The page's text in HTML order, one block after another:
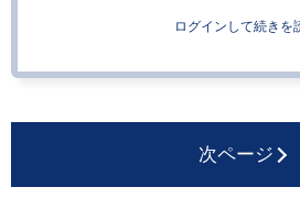
ログインして続きを
次ページ